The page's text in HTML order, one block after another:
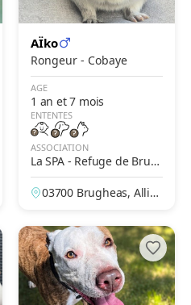
AÏko
Rongeur - Cobaye
AGE
1 an et 7 mois
ENTENTES
ASSOCIATION
La SPA - Refuge de Brug
heas – Vichy
03700 Brugheas, Allier,